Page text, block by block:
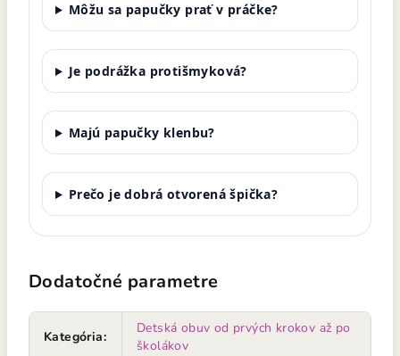
Môžu sa papučky prať v práčke?
Je podrážka protišmyková?
Majú papučky klenbu?
Prečo je dobrá otvorená špička?
Dodatočné parametre
Kategória:
Detská obuv od prvých krokov až po
školákov